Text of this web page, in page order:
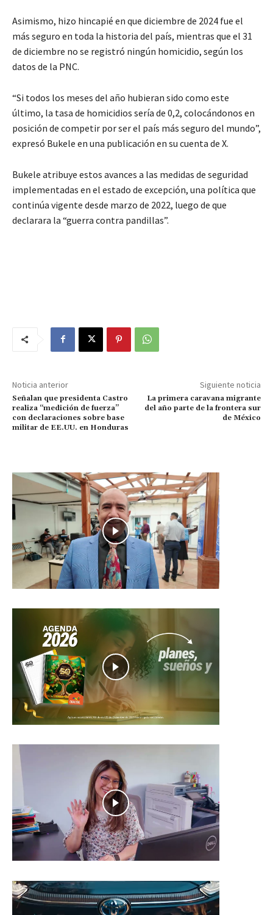
Asimismo, hizo hincapié en que diciembre de 2024 fue el
más seguro en toda la historia del país, mientras que el 31
de diciembre no se registró ningún homicidio, según los
datos de la PNC.
“Si todos los meses del año hubieran sido como este
último, la tasa de homicidios sería de 0,2, colocándonos en
posición de competir por ser el país más seguro del mundo”,
expresó Bukele en una publicación en su cuenta de X.
Bukele atribuye estos avances a las medidas de seguridad
implementadas en el estado de excepción, una política que
continúa vigente desde marzo de 2022, luego de que
declarara la “guerra contra pandillas”.
Noticia anterior
Señalan que presidenta Castro
realiza “medición de fuerza”
con declaraciones sobre base
militar de EE.UU. en Honduras
Siguiente noticia
La primera caravana migrante
del año parte de la frontera sur
de México